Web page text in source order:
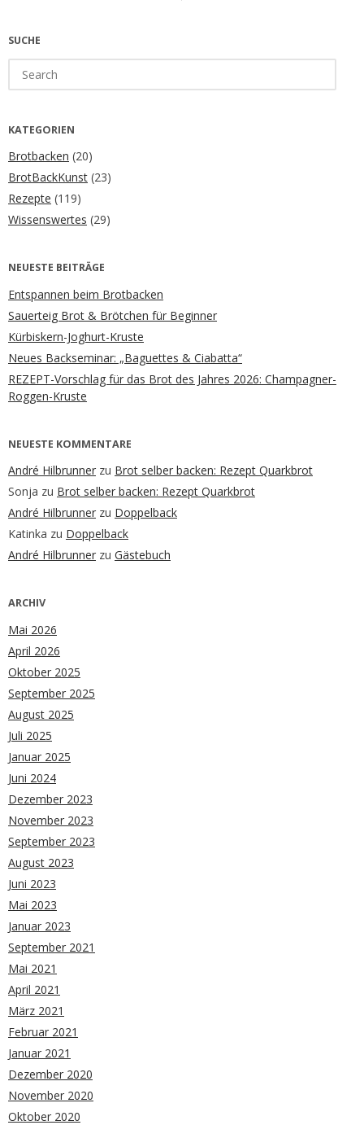
SUCHE
for:
KATEGORIEN
Brotbacken (20)
BrotBackKunst (23)
Rezepte (119)
Wissenswertes (29)
NEUESTE BEITRÄGE
Entspannen beim Brotbacken
Sauerteig Brot & Brötchen für Beginner
Kürbiskern-Joghurt-Kruste
Neues Backseminar: „Baguettes & Ciabatta“
REZEPT-Vorschlag für das Brot des Jahres 2026: Champagner-
Roggen-Kruste
NEUESTE KOMMENTARE
André Hilbrunner zu Brot selber backen: Rezept Quarkbrot
Sonja zu Brot selber backen: Rezept Quarkbrot
André Hilbrunner zu Doppelback
Katinka zu Doppelback
André Hilbrunner zu Gästebuch
ARCHIV
Mai 2026
April 2026
Oktober 2025
September 2025
August 2025
Juli 2025
Januar 2025
Juni 2024
Dezember 2023
November 2023
September 2023
August 2023
Juni 2023
Mai 2023
Januar 2023
September 2021
Mai 2021
April 2021
März 2021
Februar 2021
Januar 2021
Dezember 2020
November 2020
Oktober 2020